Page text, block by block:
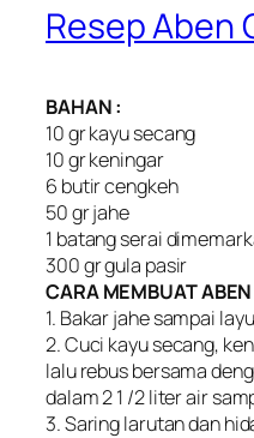
Resep Aben
BAHAN :
10 gr kayu secang
10 gr keningar
6 butir cengkeh
50 gr jahe
1 batang serai
300 gr gula pasir
CARA MEMBUAT
1. Bakar jahe sampai
2. Cuci kayu secang,
lalu rebus bersama
dalam 2 1 /2 liter air
3. Saring larutan dan